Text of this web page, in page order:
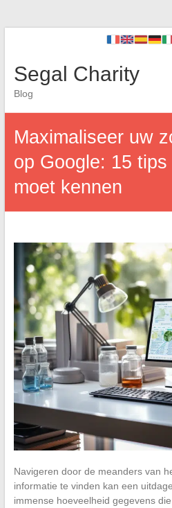
Segal Charity
Blog
Maximaliseer uw
op Google: 15
moet kennen
Navigeren door de meanders van
informatie te vinden kan een
immense hoeveelheid gegevens